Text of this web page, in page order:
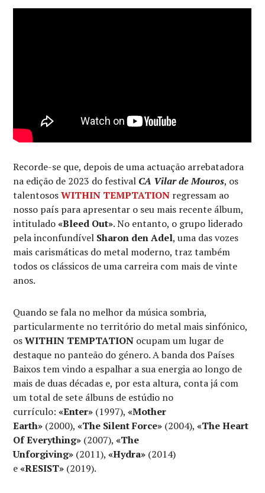
Recorde-se que, depois de uma actuação arrebatadora
na edição de 2023 do festival CA Vilar de Mouros, os
talentososWITHIN TEMPTATION regressam ao
nosso país para apresentar o seu mais recente álbum,
intitulado«Bleed Out». No entanto, o grupo liderado
pela inconfundível Sharon den Adel, uma das vozes
mais carismáticas do metal moderno, traz também
todos os clássicos de uma carreira com mais de vinte
anos.
Quando se fala no melhor da música sombria,
particularmente no território do metal mais sinfónico,
osWITHIN TEMPTATION ocupam um lugar de
destaque no panteão do género. A banda dos Países
Baixos tem vindo a espalhar a sua energia ao longo de
mais de duas décadas e, por esta altura, conta já com
um total de sete álbuns de estúdio no
currículo:«Enter» (1997),«Mother
Earth» (2000),«The Silent Force» (2004),«The Heart
Of Everything» (2007),«The
Unforgiving» (2011),«Hydra» (2014)
e«RESIST» (2019).